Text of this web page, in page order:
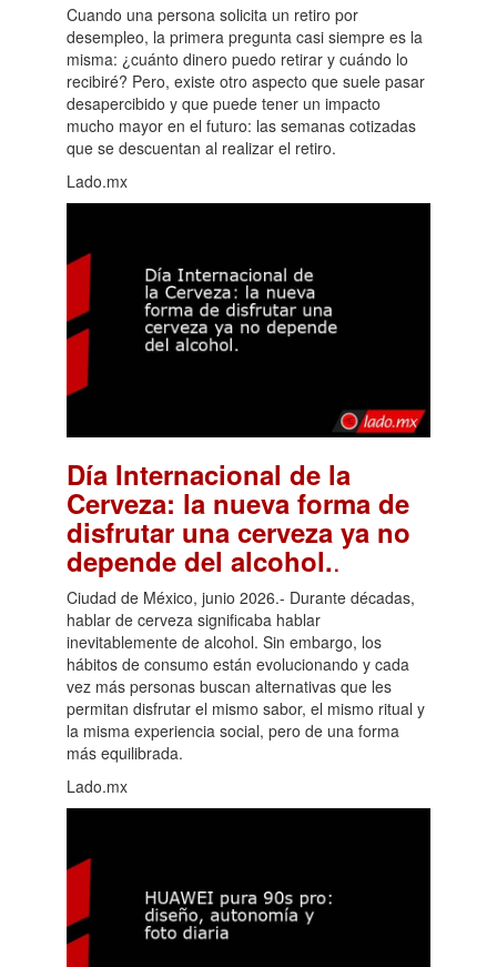
Cuando una persona solicita un retiro por
desempleo, la primera pregunta casi siempre es la
misma: ¿cuánto dinero puedo retirar y cuándo lo
recibiré? Pero, existe otro aspecto que suele pasar
desapercibido y que puede tener un impacto
mucho mayor en el futuro: las semanas cotizadas
que se descuentan al realizar el retiro.
Lado.mx
Día Internacional de la
Cerveza: la nueva forma de
disfrutar una cerveza ya no
depende del alcohol..
Ciudad de México, junio 2026.- Durante décadas,
hablar de cerveza significaba hablar
inevitablemente de alcohol. Sin embargo, los
hábitos de consumo están evolucionando y cada
vez más personas buscan alternativas que les
permitan disfrutar el mismo sabor, el mismo ritual y
la misma experiencia social, pero de una forma
más equilibrada.
Lado.mx